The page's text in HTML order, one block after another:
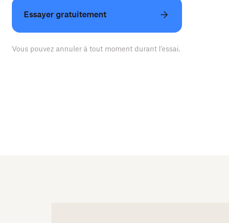
Essayer gratuitement
Vous pouvez annuler à tout moment durant l’essai.